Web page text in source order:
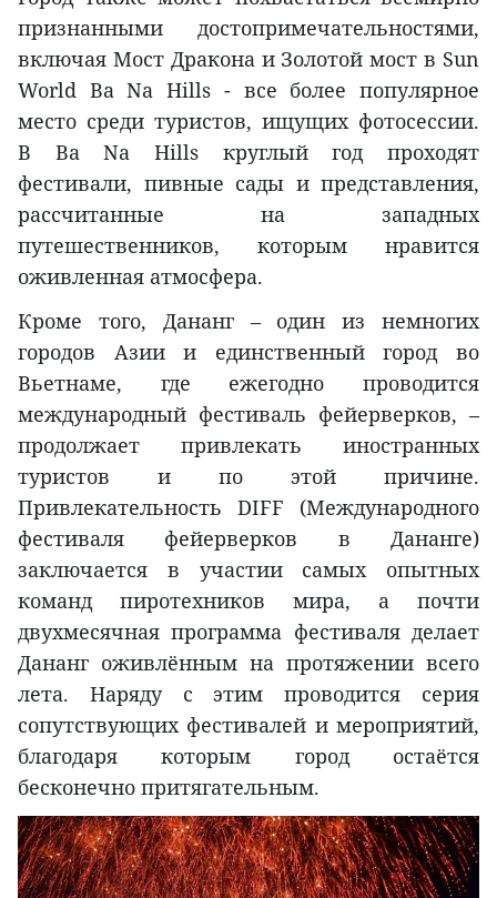
признанными достопримечательностями,
включая Мост Дракона и Золотой мост в Sun
World Ba Na Hills - все более популярное
место среди туристов, ищущих фотосессии.
В Ba Na Hills круглый год проходят
фестивали, пивные сады и представления,
рассчитанные на западных
путешественников, которым нравится
оживленная атмосфера.
Кроме того, Дананг – один из немногих
городов Азии и единственный город во
Вьетнаме, где ежегодно проводится
международный фестиваль фейерверков, –
продолжает привлекать иностранных
туристов и по этой причине.
Привлекательность DIFF (Международного
фестиваля фейерверков в Дананге)
заключается в участии самых опытных
команд пиротехников мира, а почти
двухмесячная программа фестиваля делает
Дананг оживлённым на протяжении всего
лета. Наряду с этим проводится серия
сопутствующих фестивалей и мероприятий,
благодаря которым город остаётся
бесконечно притягательным.